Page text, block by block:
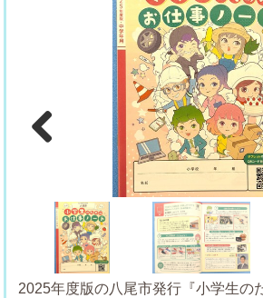
2025年度版の八尾市発行『小学生の